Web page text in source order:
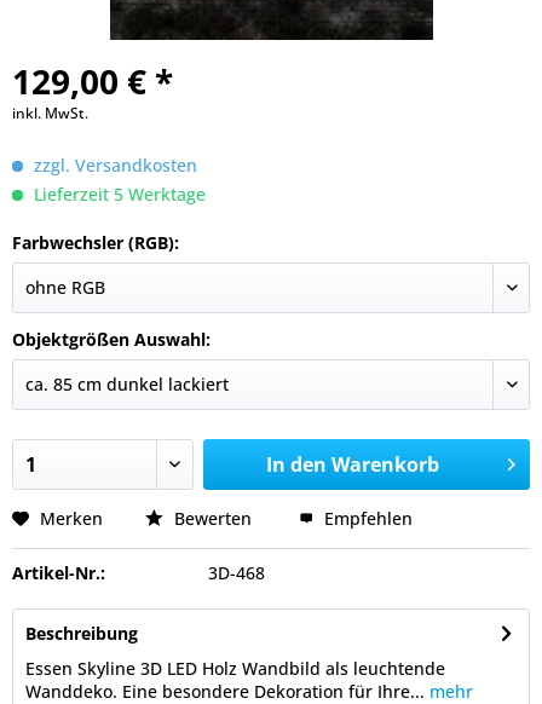
129,00 € *
inkl. MwSt.
zzgl. Versandkosten
Lieferzeit 5 Werktage
Farbwechsler (RGB):
Objektgrößen Auswahl:
In den Warenkorb
Merken Bewerten Empfehlen
Artikel-Nr.: 3D-468
Beschreibung
Essen Skyline 3D LED Holz Wandbild als leuchtende
Wanddeko. Eine besondere Dekoration für Ihre... mehr